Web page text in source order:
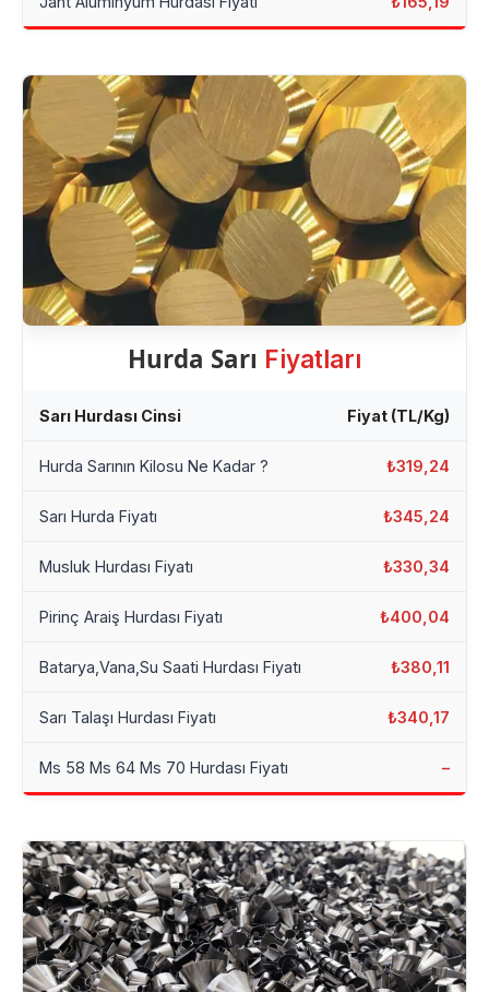
Hurda Sarı Fiyatları
Sarı Hurdası Cinsi Fiyat (TL/Kg)
Hurda Sarının Kilosu Ne Kadar ? ₺319,24
Sarı Hurda Fiyatı ₺345,24
Musluk Hurdası Fiyatı ₺330,34
Pirinç Araiş Hurdası Fiyatı ₺400,04
Batarya,Vana,Su Saati Hurdası Fiyatı ₺380,11
Sarı Talaşı Hurdası Fiyatı ₺340,17
Ms 58 Ms 64 Ms 70 Hurdası Fiyatı –